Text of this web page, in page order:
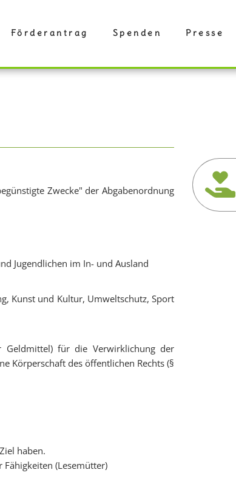
Förderantrag Spenden Presse
Zwecke" der Abgabenordnung
Jugendlichen im In- und Ausland
Kunst und Kultur, Umweltschutz, Sport
Geldmittel) für die Verwirklichung der
Körperschaft des öffentlichen Rechts (§
haben.
Fähigkeiten (Lesemütter)